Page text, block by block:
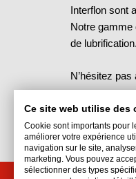
Interflon sont
Notre gamme
de lubrification.
N’hésitez
Ce site web utilise des
Cookie sont importants pour
améliorer votre expérience
navigation sur le site,
marketing. Vous pouvez
sélectionner des types